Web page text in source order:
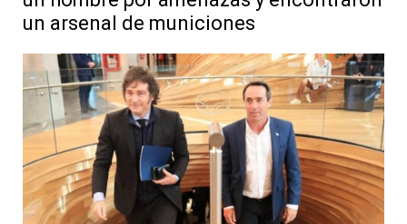
un arsenal de municiones